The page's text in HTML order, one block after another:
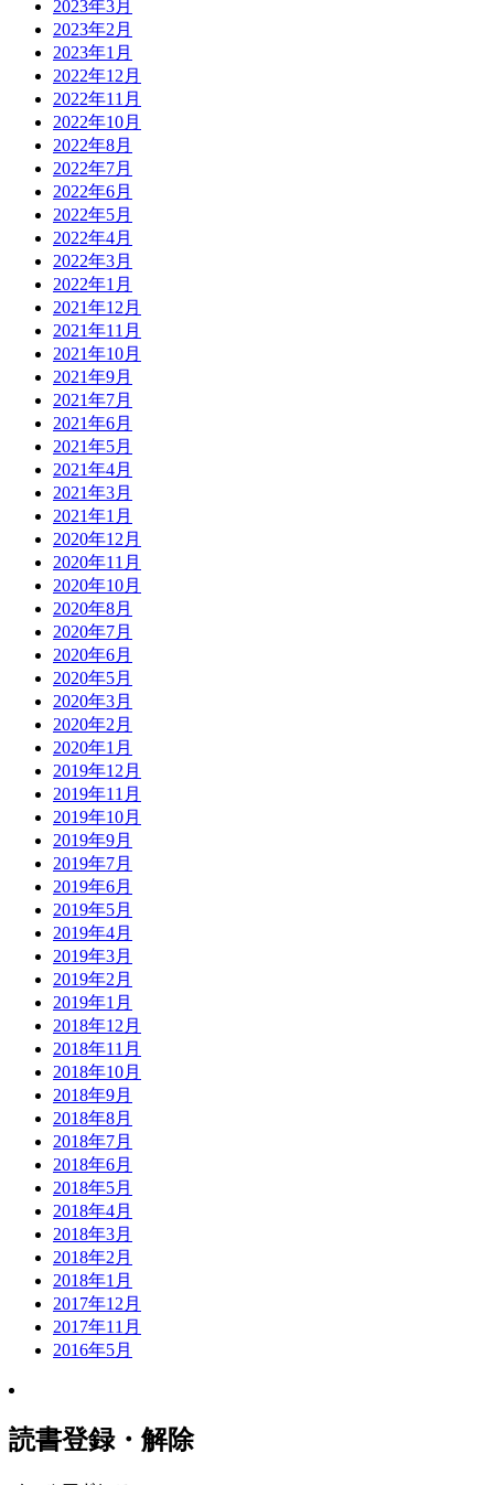
2023年3月
2023年2月
2023年1月
2022年12月
2022年11月
2022年10月
2022年8月
2022年7月
2022年6月
2022年5月
2022年4月
2022年3月
2022年1月
2021年12月
2021年11月
2021年10月
2021年9月
2021年7月
2021年6月
2021年5月
2021年4月
2021年3月
2021年1月
2020年12月
2020年11月
2020年10月
2020年8月
2020年7月
2020年6月
2020年5月
2020年3月
2020年2月
2020年1月
2019年12月
2019年11月
2019年10月
2019年9月
2019年7月
2019年6月
2019年5月
2019年4月
2019年3月
2019年2月
2019年1月
2018年12月
2018年11月
2018年10月
2018年9月
2018年8月
2018年7月
2018年6月
2018年5月
2018年4月
2018年3月
2018年2月
2018年1月
2017年12月
2017年11月
2016年5月
読書登録・解除